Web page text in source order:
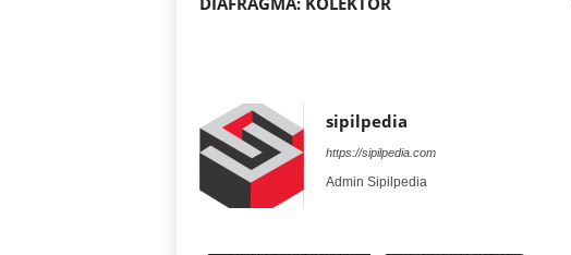
sipilpedia
https://sipilpedia.com
Admin Sipilpedia